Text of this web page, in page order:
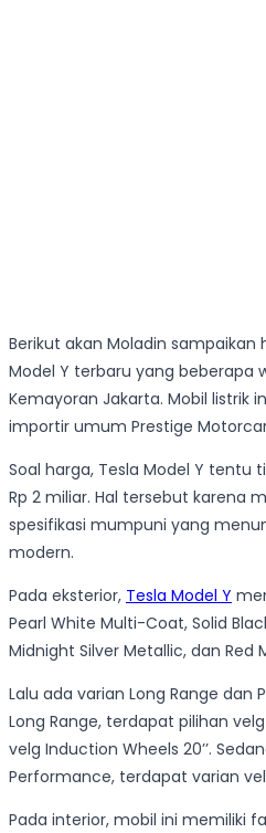
Berikut akan Moladin sampaikan
Model Y terbaru yang beberapa
Kemayoran Jakarta. Mobil listrik
importir umum Prestige
Soal harga, Tesla Model Y tentu
Rp 2 miliar. Hal tersebut karena
spesifikasi mumpuni yang
modern.
Pada eksterior, Tesla Model Y
Pearl White Multi-Coat, Solid
Midnight Silver Metallic, dan Red
Lalu ada varian Long Range dan
Long Range, terdapat pilihan velg
velg Induction Wheels 20’’.
Performance, terdapat varian
Pada interior, mobil ini memiliki